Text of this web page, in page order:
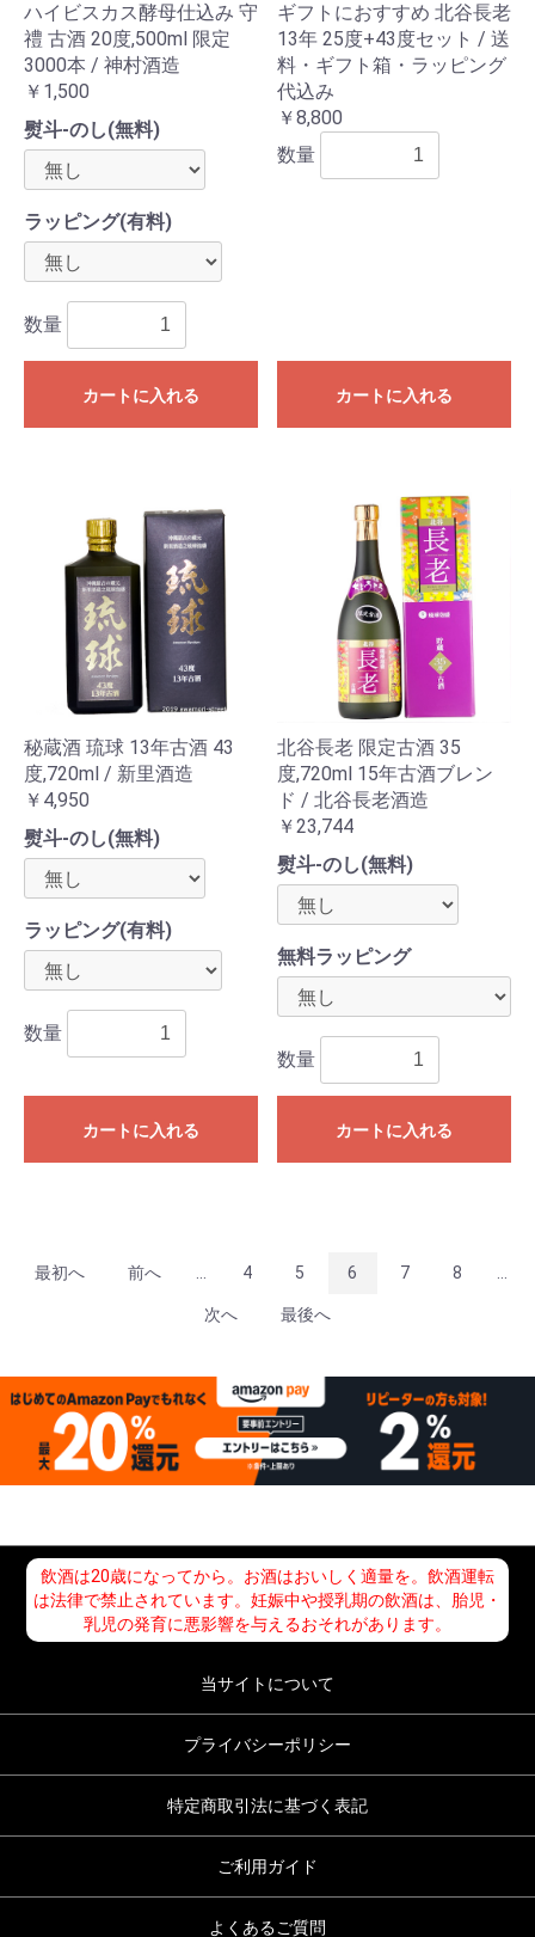
ハイビスカス酵母仕込み 守
禮 古酒 20度,500ml 限定
3000本 / 神村酒造
￥1,500
熨斗-のし(無料)
ラッピング(有料)
数量
カートに入れる
ギフトにおすすめ 北谷長老
13年 25度+43度セット / 送
料・ギフト箱・ラッピング
代込み
￥8,800
数量
カートに入れる
秘蔵酒 琉球 13年古酒 43
度,720ml / 新里酒造
￥4,950
熨斗-のし(無料)
ラッピング(有料)
数量
カートに入れる
北谷長老 限定古酒 35
度,720ml 15年古酒ブレン
ド / 北谷長老酒造
￥23,744
熨斗-のし(無料)
無料ラッピング
数量
カートに入れる
最初へ 前へ 4 5 6 7 8
次へ 最後へ
飲酒は20歳になってから。お酒はおいしく適量を。飲酒運転
は法律で禁止されています。妊娠中や授乳期の飲酒は、胎児・
乳児の発育に悪影響を与えるおそれがあります。
当サイトについて
プライバシーポリシー
特定商取引法に基づく表記
ご利用ガイド
よくあるご質問